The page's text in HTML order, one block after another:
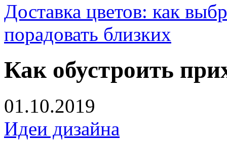
Доставка цветов: как
порадовать близких
Как обустроить
01.10.2019
Идеи дизайна